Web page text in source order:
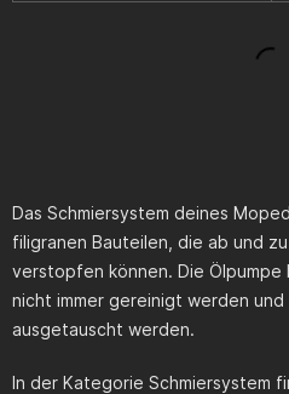
Das Schmiersystem deines
filigranen Bauteilen, die ab und
verstopfen können. Die Ölpumpe
nicht immer gereinigt werden und
ausgetauscht werden.
In der Kategorie Schmiersystem